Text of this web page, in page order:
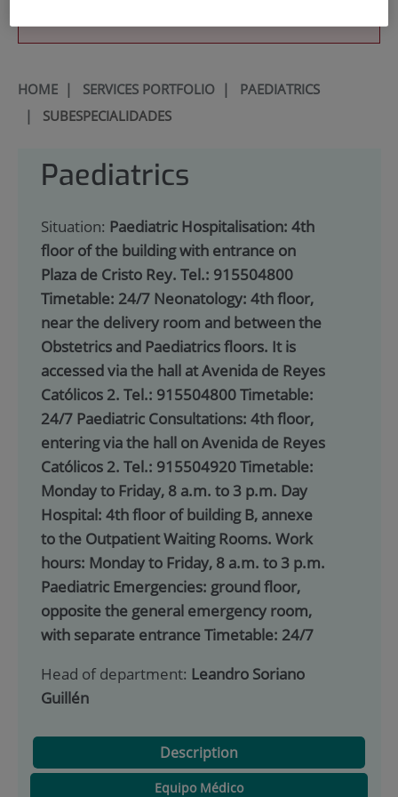
HOME| SERVICES PORTFOLIO| PAEDIATRICS
| SUBESPECIALIDADES
Paediatrics
Situation: Paediatric Hospitalisation: 4th
floor of the building with entrance on
Plaza de Cristo Rey. Tel.: 915504800
Timetable: 24/7 Neonatology: 4th floor,
near the delivery room and between the
Obstetrics and Paediatrics floors. It is
accessed via the hall at Avenida de Reyes
Católicos 2. Tel.: 915504800 Timetable:
24/7 Paediatric Consultations: 4th floor,
entering via the hall on Avenida de Reyes
Católicos 2. Tel.: 915504920 Timetable:
Monday to Friday, 8 a.m. to 3 p.m. Day
Hospital: 4th floor of building B, annexe
to the Outpatient Waiting Rooms. Work
hours: Monday to Friday, 8 a.m. to 3 p.m.
Paediatric Emergencies: ground floor,
opposite the general emergency room,
with separate entrance Timetable: 24/7
Head of department: Leandro Soriano
Guillén
Description
Equipo Médico